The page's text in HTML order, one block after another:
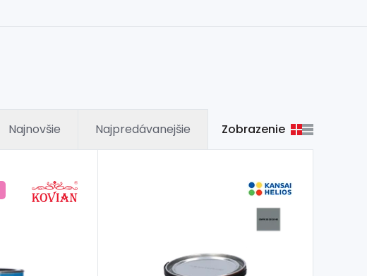
Najnovšie Najpredávanejšie Zobrazenie